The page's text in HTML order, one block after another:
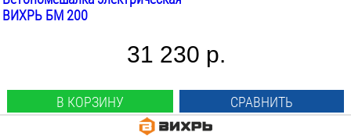
ВИХРЬ БМ 200
31 230 р.
В КОРЗИНУ СРАВНИТЬ